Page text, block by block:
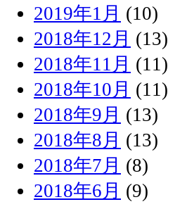
2019年1月 (10)
2018年12月 (13)
2018年11月 (11)
2018年10月 (11)
2018年9月 (13)
2018年8月 (13)
2018年7月 (8)
2018年6月 (9)